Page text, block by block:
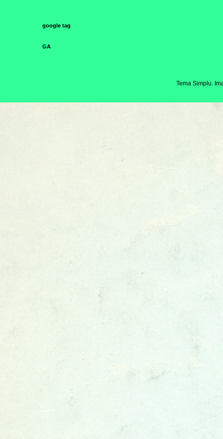
google tag
GA
Tema Simplu.